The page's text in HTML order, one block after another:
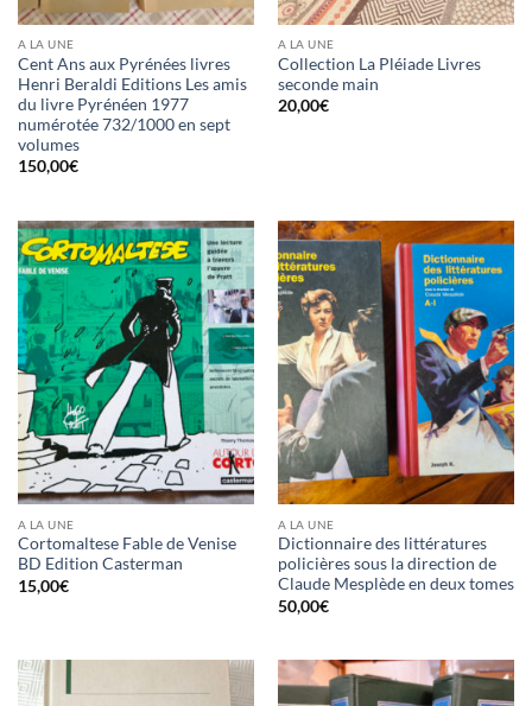
A LA UNE
Cent Ans aux Pyrénées livres
Henri Beraldi Editions Les amis
du livre Pyrénéen 1977
numérotée 732/1000 en sept
volumes
150,00€
A LA UNE
Collection La Pléiade Livres
seconde main
20,00€
A LA UNE
Cortomaltese Fable de Venise
BD Edition Casterman
15,00€
A LA UNE
Dictionnaire des littératures
policières sous la direction de
Claude Mesplède en deux tomes
50,00€